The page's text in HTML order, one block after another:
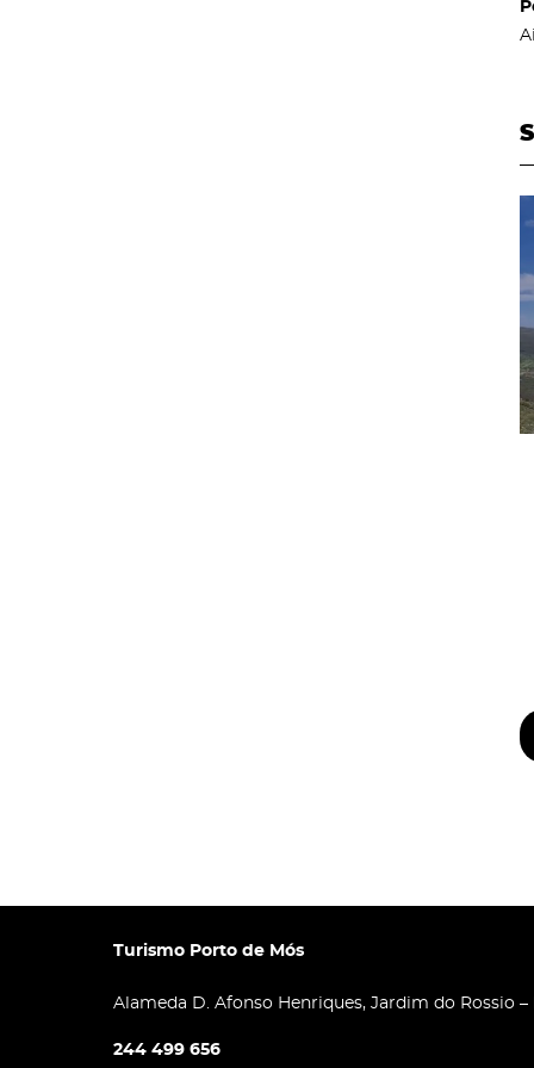
Turismo Porto de Mós
Alameda D. Afonso Henriques, Jardim do Rossio
244 499 656